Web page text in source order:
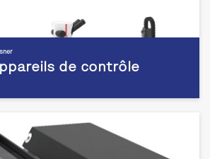
de contrôle